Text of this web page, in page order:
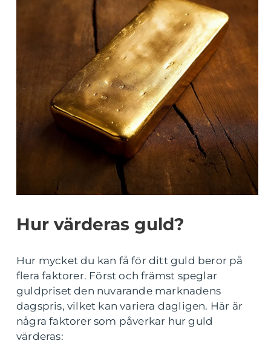
Hur värderas guld?
Hur mycket du kan få för ditt guld beror på
flera faktorer. Först och främst speglar
guldpriset den nuvarande marknadens
dagspris, vilket kan variera dagligen. Här är
några faktorer som påverkar hur guld
värderas: